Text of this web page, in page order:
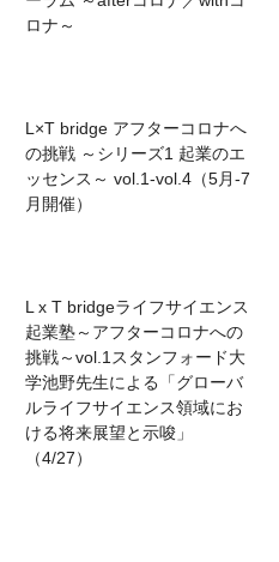
ロナ～
L×T bridge アフターコロナへ
の挑戦 ～シリーズ1 起業のエ
ッセンス～ vol.1-vol.4（5月-7
月開催）
L x T bridgeライフサイエンス
起業塾～アフターコロナへの
挑戦～vol.1スタンフォード大
学池野先生による「グローバ
ルライフサイエンス領域にお
ける将来展望と示唆」
（4/27）